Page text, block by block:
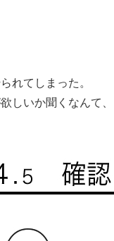
れてしまった。
しいか聞くなんて